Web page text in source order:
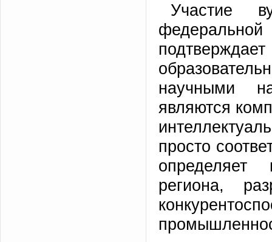
Участие
научными
являются
просто
определяет
региона,